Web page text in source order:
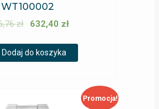
WT100002
zł 632,40 zł
Dodaj do koszyka
Promocja!